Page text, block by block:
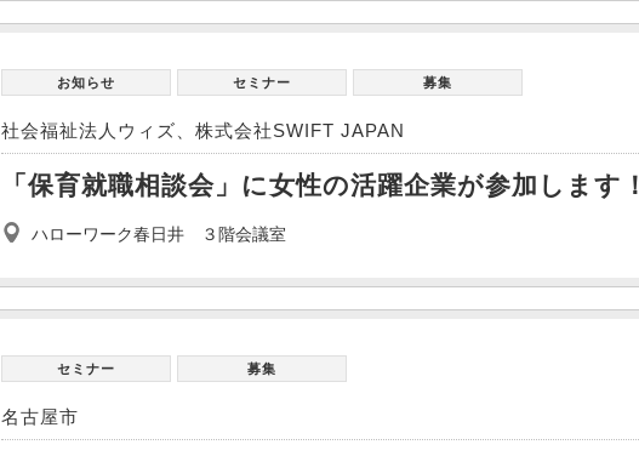
お知らせ セミナー 募集
社会福祉法人ウィズ、株式会社SWIFT JAPAN
「保育就職相談会」に女性の活躍企業が参加します！
ハローワーク春日井 ３階会議室
セミナー 募集
名古屋市